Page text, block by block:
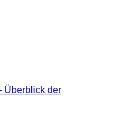
Überblick der